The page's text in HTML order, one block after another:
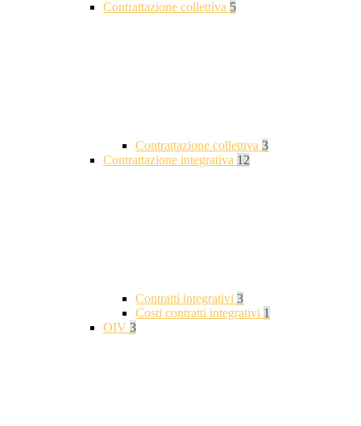
Contrattazione collettiva 5
Contrattazione collettiva 3
Contrattazione integrativa 12
Contratti integrativi 3
Costi contratti integrativi 1
OIV 3